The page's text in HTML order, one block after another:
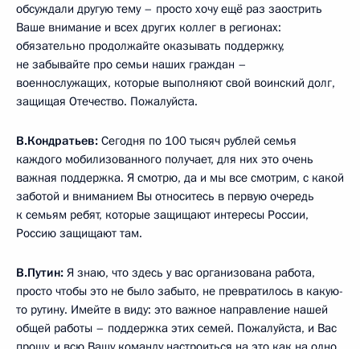
обсуждали другую тему – просто хочу ещё раз заострить
Ваше внимание и всех других коллег в регионах:
обязательно продолжайте оказывать поддержку,
не забывайте про семьи наших граждан –
военнослужащих, которые выполняют свой воинский долг,
защищая Отечество. Пожалуйста.
В.Кондратьев: Сегодня по 100 тысяч рублей семья
каждого мобилизованного получает, для них это очень
важная поддержка. Я смотрю, да и мы все смотрим, с какой
заботой и вниманием Вы относитесь в первую очередь
к семьям ребят, которые защищают интересы России,
Россию защищают там.
В.Путин: Я знаю, что здесь у вас организована работа,
просто чтобы это не было забыто, не превратилось в какую-
то рутину. Имейте в виду: это важное направление нашей
общей работы – поддержка этих семей. Пожалуйста, и Вас